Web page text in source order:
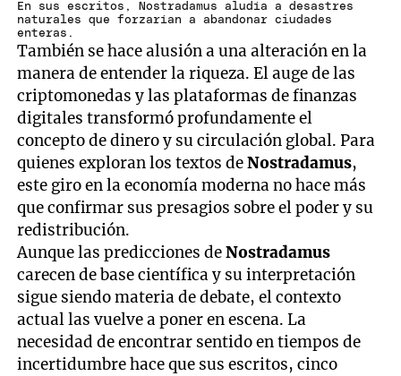
En sus escritos, Nostradamus aludía a desastres
naturales que forzarían a abandonar ciudades
enteras.
También se hace alusión a una alteración en la
manera de entender la riqueza. El auge de las
criptomonedas y las plataformas de finanzas
digitales transformó profundamente el
concepto de dinero y su circulación global. Para
quienes exploran los textos deNostradamus,
este giro en la economía moderna no hace más
que confirmar sus presagios sobre el poder y su
redistribución.
Aunque las predicciones deNostradamus
carecen de base científica y su interpretación
sigue siendo materia de debate, el contexto
actual las vuelve a poner en escena. La
necesidad de encontrar sentido en tiempos de
incertidumbre hace que sus escritos, cinco